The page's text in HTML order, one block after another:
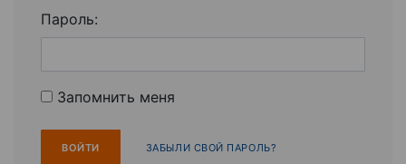
Пароль:
Запомнить меня
ЗАБЫЛИ СВОЙ ПАРОЛЬ?